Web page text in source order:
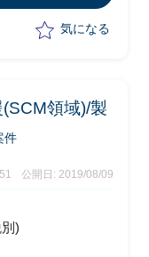
気になる
領域)/製
件
公開日: 2019/08/09
)